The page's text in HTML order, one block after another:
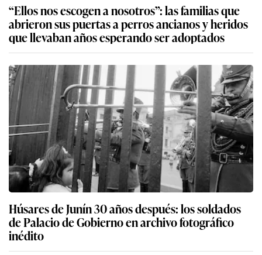
“Ellos nos escogen a nosotros”: las familias que
abrieron sus puertas a perros ancianos y heridos
que llevaban años esperando ser adoptados
Húsares de Junín 30 años después: los soldados
de Palacio de Gobierno en archivo fotográfico
inédito